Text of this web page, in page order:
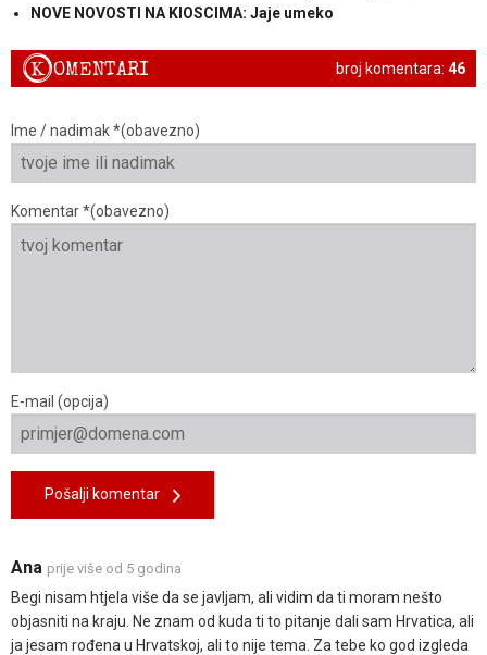
NOVE NOVOSTI NA KIOSCIMA: Jaje umeko
broj komentara: 46
KOMENTARI
Ime / nadimak *(obavezno)
Komentar *(obavezno)
E-mail (opcija)
Pošalji komentar
Ana prije više od 5 godina
Begi nisam htjela više da se javljam, ali vidim da ti moram nešto
objasniti na kraju. Ne znam od kuda ti to pitanje dali sam Hrvatica, ali
ja jesam rođena u Hrvatskoj, ali to nije tema. Za tebe ko god izgleda